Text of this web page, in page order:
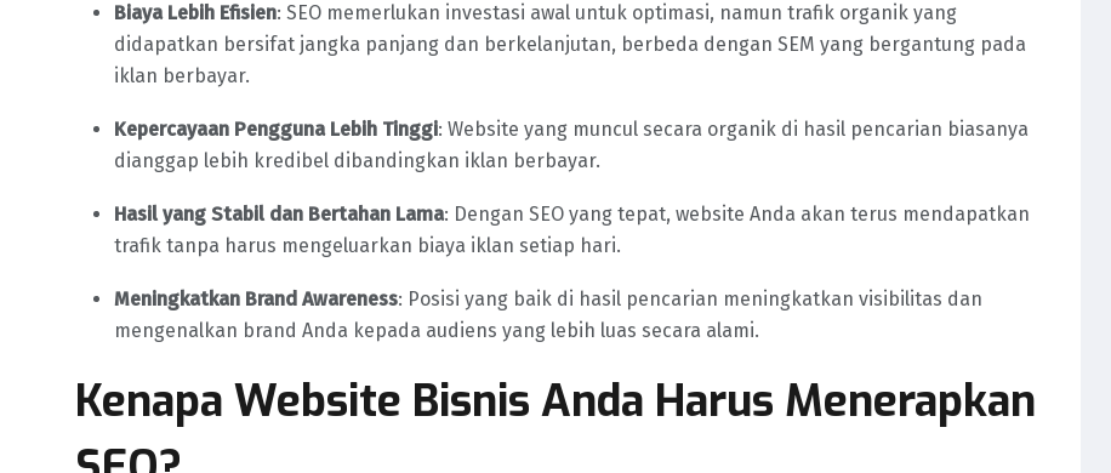
Biaya Lebih Efisien: SEO memerlukan investasi awal untuk optimasi, namun trafik organik yang
didapatkan bersifat jangka panjang dan berkelanjutan, berbeda dengan SEM yang bergantung pada
iklan berbayar.
Kepercayaan Pengguna Lebih Tinggi: Website yang muncul secara organik di hasil pencarian biasanya
dianggap lebih kredibel dibandingkan iklan berbayar.
Hasil yang Stabil dan Bertahan Lama: Dengan SEO yang tepat, website Anda akan terus mendapatkan
trafik tanpa harus mengeluarkan biaya iklan setiap hari.
Meningkatkan Brand Awareness: Posisi yang baik di hasil pencarian meningkatkan visibilitas dan
mengenalkan brand Anda kepada audiens yang lebih luas secara alami.
Kenapa Website Bisnis Anda Harus Menerapkan